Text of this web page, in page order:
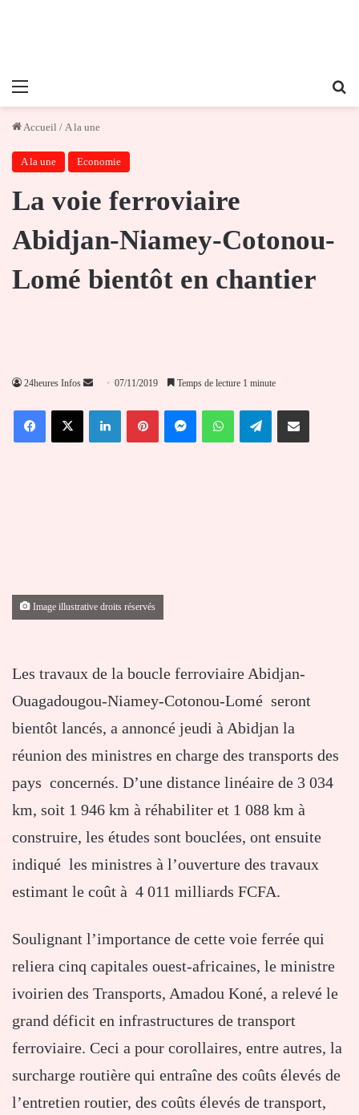
Menu
Accueil / A la une
A la une Economie
La voie ferroviaire
Abidjan-Niamey-Cotonou-
Lomé bientôt en chantier
24heures Infos
Envoyer
courriel
07/11/2019 Temps de lecture 1 minute
FacebookX LinkedinPinterestMessengerWhatsAppTelegramPartager par email
Image illustrative droits réservés
Les travaux de la boucle ferroviaire Abidjan-
Ouagadougou-Niamey-Cotonou-Lomé seront
bientôt lancés, a annoncé jeudi à Abidjan la
réunion des ministres en charge des transports des
pays concernés. D’une distance linéaire de 3 034
km, soit 1 946 km à réhabiliter et 1 088 km à
construire, les études sont bouclées, ont ensuite
indiqué les ministres à l’ouverture des travaux
estimant le coût à 4 011 milliards FCFA.
Soulignant l’importance de cette voie ferrée qui
reliera cinq capitales ouest-africaines, le ministre
ivoirien des Transports, Amadou Koné, a relevé le
grand déficit en infrastructures de transport
ferroviaire. Ceci a pour corollaires, entre autres, la
surcharge routière qui entraîne des coûts élevés de
l’entretien routier, des coûts élevés de transport,